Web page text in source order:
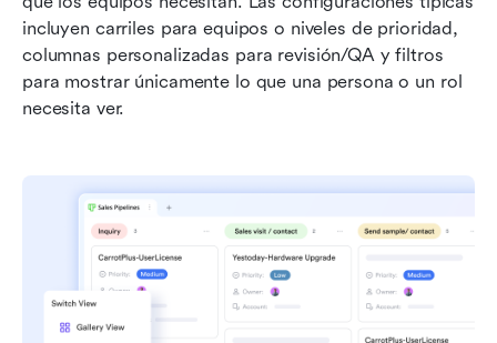
incluyen carriles para equipos o niveles de prioridad,
columnas personalizadas para revisión/QA y filtros
para mostrar únicamente lo que una persona o un rol
necesita ver.